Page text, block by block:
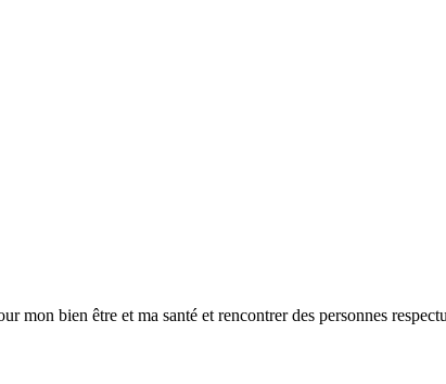
bien être et ma santé et rencontrer des personnes